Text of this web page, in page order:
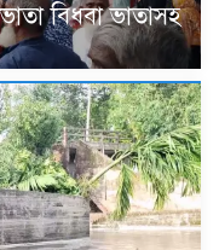
বিধবা ভাতাসহ